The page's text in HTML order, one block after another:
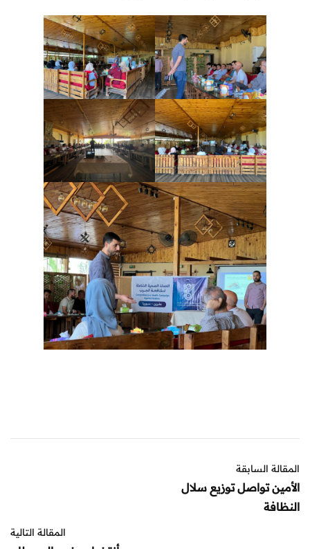
المقالة السابقة
الأمين تواصل توزيع سلال
النظافة
المقالة التالية